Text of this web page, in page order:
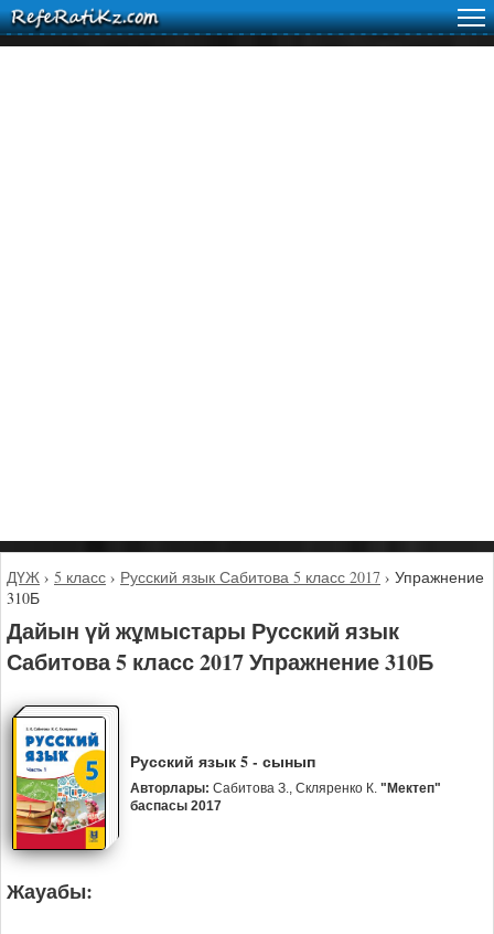
ДҮЖ › 5 класс › Русский язык Сабитова 5 класс 2017 › Упражнение
310Б
Дайын үй жұмыстары Русский язык
Сабитова 5 класс 2017 Упражнение 310Б
Русский язык 5 - сынып
Авторлары: Сабитова З., Скляренко К. "Мектеп"
баспасы 2017
Жауабы: